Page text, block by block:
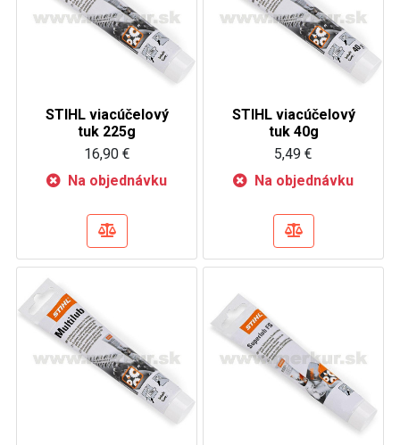
STIHL viacúčelový
tuk 225g
16,90 €
Na objednávku
STIHL viacúčelový
tuk 40g
5,49 €
Na objednávku